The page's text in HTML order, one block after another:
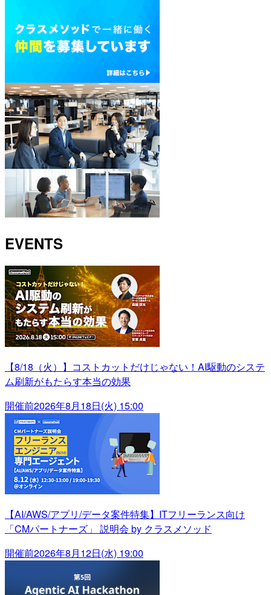
EVENTS
【8/18（火）】コストカットだけじゃない！AI駆動のシステ
ム刷新がもたらす本当の効果
開催前2026年8月18日(火) 15:00
【AI/AWS/アプリ/データ案件特集】ITフリーランス向け
「CMパートナーズ」 説明会 by クラスメソッド
開催前2026年8月12日(水) 19:00